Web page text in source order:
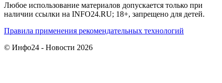
Любое использование материалов допускается только при
наличии ссылки на INFO24.RU; 18+, запрещено для детей.
Правила применения рекомендательных технологий
© Инфо24 - Новости 2026